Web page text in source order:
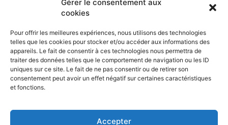
Gérer le consentement aux
cookies
Pour offrir les meilleures expériences, nous utilisons des technologies
telles que les cookies pour stocker et/ou accéder aux informations des
appareils. Le fait de consentir à ces technologies nous permettra de
traiter des données telles que le comportement de navigation ou les ID
uniques sur ce site. Le fait de ne pas consentir ou de retirer son
consentement peut avoir un effet négatif sur certaines caractéristiques
et fonctions.
Accepter
Accueil Economie Entreprises Entrepreneur
Maghreb